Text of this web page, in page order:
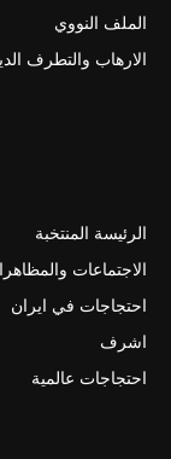
الملف النووي
الارهاب والتطرف
الرئيسة المنتخبة
الاجتماعات
احتجاجات في ايران
اشرف
احتجاجات عالمية